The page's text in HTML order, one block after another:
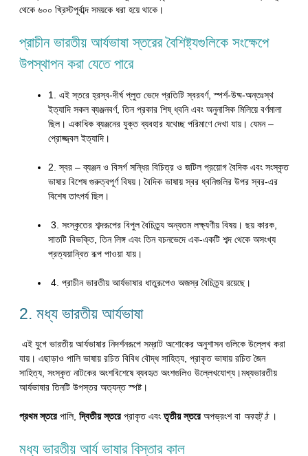
থেকে ৬০০ খ্রিস্টপূর্বাব্দ সময়কে ধরা হয়ে থাকে।
প্রাচীন ভারতীয় আর্যভাষা স্তরের বৈশিষ্ট্যগুলিকে সংক্ষেপে
উপস্থাপন করা যেতে পারে
1. এই স্তরে হ্রস্ব-দীর্ঘ প্লুত ভেদে প্রতিটি স্বরবর্ণ, স্পর্শ-উষ্ম-অন্তঃস্থ
ইত্যাদি সকল ব্যঞ্জনবর্ণ, তিন প্রকার শিষ্ ধ্বনি এবং অনুনাসিক মিলিয়ে বর্ণমালা
ছিল। একাধিক ব্যঞ্জনের যুক্ত ব্যবহার যথেচ্ছ পরিমাণে দেখা যায়। যেমন –
প্রোজ্জ্বল ইত্যাদি।
2. স্বর – ব্যঞ্জন ও বিসর্গ সন্ধির বিচিত্র ও জটিল প্রয়োগ বৈদিক এবং সংস্কৃত
ভাষার বিশেষ গুরুত্বপূর্ণ বিষয়। বৈদিক ভাষায় স্বর ধ্বনিগুলির উপর স্বর-এর
বিশেষ তাৎপর্য ছিল।
3. সংস্কৃতের শব্দরূপের বিপুল বৈচিত্র্য অন্যতম লক্ষ্যণীয় বিষয়। ছয় কারক,
সাতটি বিভক্তি, তিন লিঙ্গ এবং তিন বচনভেদে এক-একটি শব্দ থেকে অসংখ্য
প্রত্যয়ান্বিত রূপ পাওয়া যায়।
4. প্রাচীন ভারতীয় আর্যভাষার ধাতুরূপেও অজস্র বৈচিত্র্য রয়েছে।
2. মধ্য ভারতীয় আর্যভাষা
এই যুগে ভারতীয় আর্যভাষার নিদর্শনরূপে সম্রাট অশোকের অনুশাসন গুলিকে উল্লেখ করা
যায়। এছাড়াও পালি ভাষায় রচিত বিবিধ বৌদ্ধ সাহিত্য, প্রাকৃত ভাষায় রচিত জৈন
সাহিত্য, সংস্কৃত নাটকের অংশবিশেষে ব্যবহৃত অংশগুলিও উল্লেখযোগ্য।মধ্যভারতীয়
আর্যভাষার তিনটি উপস্তর অত্যন্ত স্পষ্ট।
প্রথম স্তরেপালি, দ্বিতীয় স্তরেপ্রাকৃত এবংতৃতীয় স্তরেঅপভ্রংশ বা অবহট্ ঠ ।
মধ্য ভারতীয় আর্য ভাষার বিস্তার কাল